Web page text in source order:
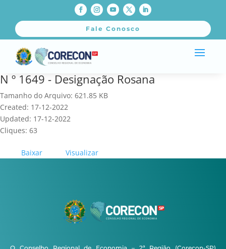
Fale Conosco
N º 1649 - Designação Rosana
Tamanho do Arquivo: 621.85 KB
Created: 17-12-2022
Updated: 17-12-2022
Cliques: 63
Baixar Visualizar